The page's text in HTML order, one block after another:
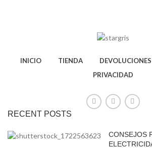
INICIO TIENDA DEVOLUCIONES
PRIVACIDAD
RECENT POSTS
CONSEJOS